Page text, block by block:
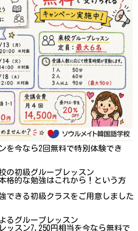
を今なら2回無料で特別体験でき
の初級グループレッスン
格的な勉強はこれから！という方
できる初級クラスをご用意しました
るグループレッスン
ッスン7,250円相当を今なら無料で